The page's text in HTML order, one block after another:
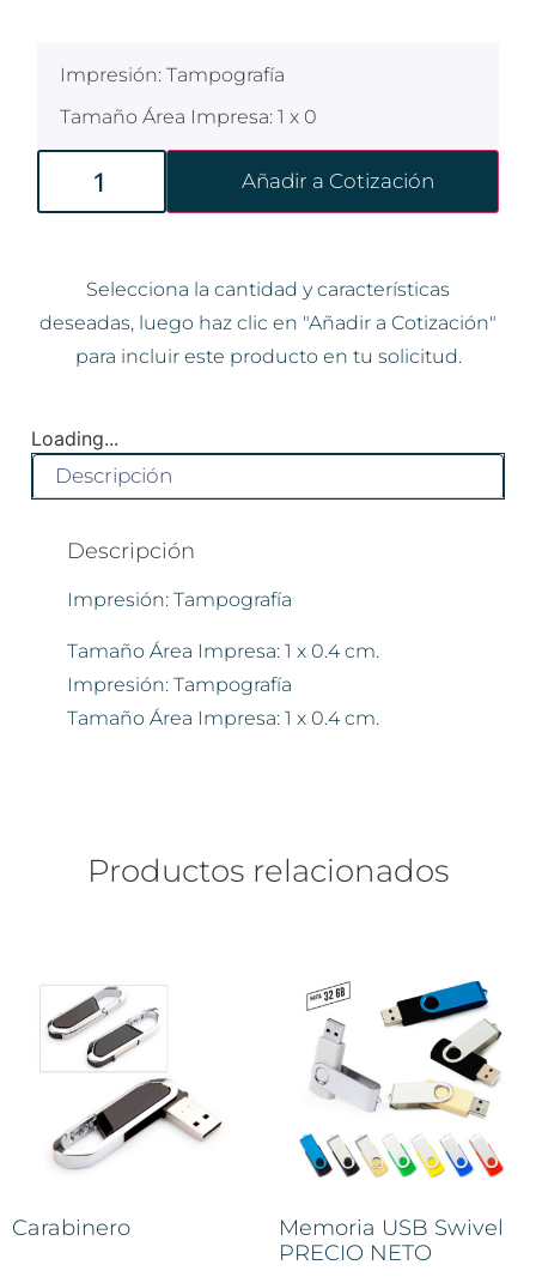
Impresión: Tampografía
Tamaño Área Impresa: 1 x 0
Añadir a Cotización
Selecciona la cantidad y características
deseadas, luego haz clic en "Añadir a Cotización"
para incluir este producto en tu solicitud.
Loading...
Descripción
Descripción
Impresión: Tampografía
Tamaño Área Impresa: 1 x 0.4 cm.
Impresión: Tampografía
Tamaño Área Impresa: 1 x 0.4 cm.
Productos relacionados
Carabinero
Memoria USB Swivel
PRECIO NETO